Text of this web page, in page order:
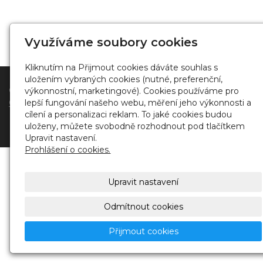
© 2021 Fotograf |Pavlovec JIří Photo-Kontakt,
Obchodní podmínky a GDPR Zonerama
Využíváme soubory cookies
Kliknutím na Přijmout cookies dáváte souhlas s
uložením vybraných cookies (nutné, preferenční,
výkonnostní, marketingové). Cookies používáme pro
lepší fungování našeho webu, měření jeho výkonnosti a
cílení a personalizaci reklam. To jaké cookies budou
uloženy, můžete svobodně rozhodnout pod tlačítkem
Upravit nastavení.
Prohlášení o cookies.
Upravit nastavení
Odmítnout cookies
Přijmout cookies